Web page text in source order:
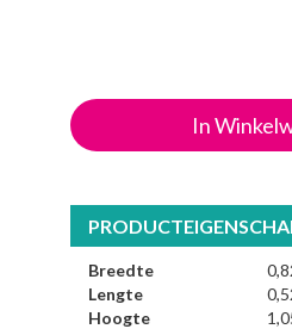
In
Breedte
Lengte
Hoogte